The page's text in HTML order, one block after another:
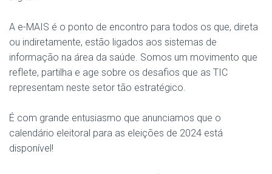
A e-MAIS é o ponto de encontro para todos os que, direta
ou indiretamente, estão ligados aos sistemas de
informação na área da saúde. Somos um movimento que
reflete, partilha e age sobre os desafios que as TIC
representam neste setor tão estratégico.
É com grande entusiasmo que anunciamos que o
calendário eleitoral para as eleições de 2024 está
disponível!